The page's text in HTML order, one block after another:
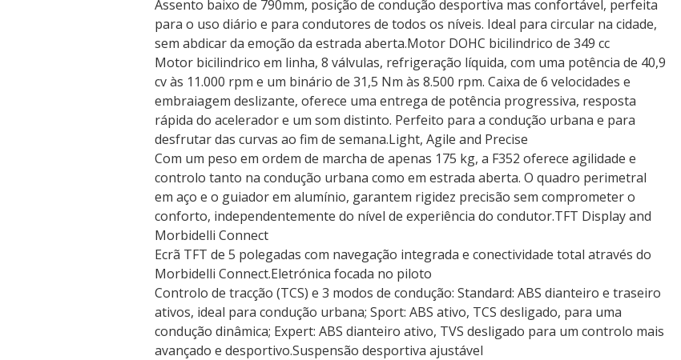
Assento baixo de 790mm, posição de condução desportiva mas confortável, perfeita
para o uso diário e para condutores de todos os níveis. Ideal para circular na cidade,
sem abdicar da emoção da estrada aberta.Motor DOHC bicilindrico de 349 cc
Motor bicilindrico em linha, 8 válvulas, refrigeração líquida, com uma potência de 40,9
cv às 11.000 rpm e um binário de 31,5 Nm às 8.500 rpm. Caixa de 6 velocidades e
embraiagem deslizante, oferece uma entrega de potência progressiva, resposta
rápida do acelerador e um som distinto. Perfeito para a condução urbana e para
desfrutar das curvas ao fim de semana.Light, Agile and Precise
Com um peso em ordem de marcha de apenas 175 kg, a F352 oferece agilidade e
controlo tanto na condução urbana como em estrada aberta. O quadro perimetral
em aço e o guiador em alumínio, garantem rigidez precisão sem comprometer o
conforto, independentemente do nível de experiência do condutor.TFT Display and
Morbidelli Connect
Ecrã TFT de 5 polegadas com navegação integrada e conectividade total através do
Morbidelli Connect.Eletrónica focada no piloto
Controlo de tracção (TCS) e 3 modos de condução: Standard: ABS dianteiro e traseiro
ativos, ideal para condução urbana; Sport: ABS ativo, TCS desligado, para uma
condução dinâmica; Expert: ABS dianteiro ativo, TVS desligado para um controlo mais
avançado e desportivo.Suspensão desportiva ajustável